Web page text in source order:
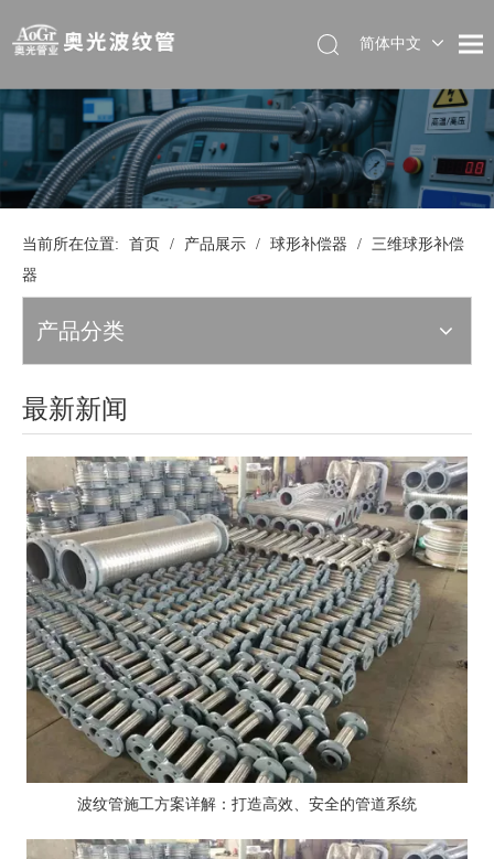
简体中文
当前所在位置: 首页 / 产品展示 / 球形补偿器 /
三维球形补偿
器
产品分类
最新新闻
波纹管施工方案详解：打造高效、安全的管道系统